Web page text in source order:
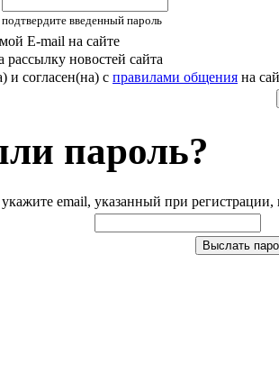
подтвердите введенный пароль
E-mail на сайте
рассылку новостей сайта
и согласен(на) с правилами общения на
пароль?
email, указанный при